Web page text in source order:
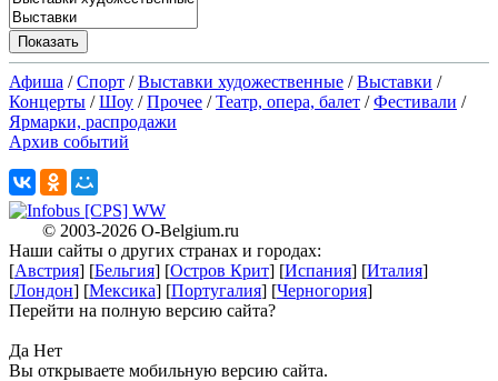
Афиша /Спорт /Выставки художественные /Выставки /
Концерты /Шоу /Прочее /Театр, опера, балет /Фестивали /
Ярмарки, распродажи
Архив событий
© 2003-2026 O-Belgium.ru
Наши сайты о других странах и городах:
[Австрия] [Бельгия] [Остров Крит] [Испания] [Италия]
[Лондон] [Мексика] [Португалия] [Черногория]
Перейти на полную версию сайта?
Да Нет
Вы открываете мобильную версию сайта.